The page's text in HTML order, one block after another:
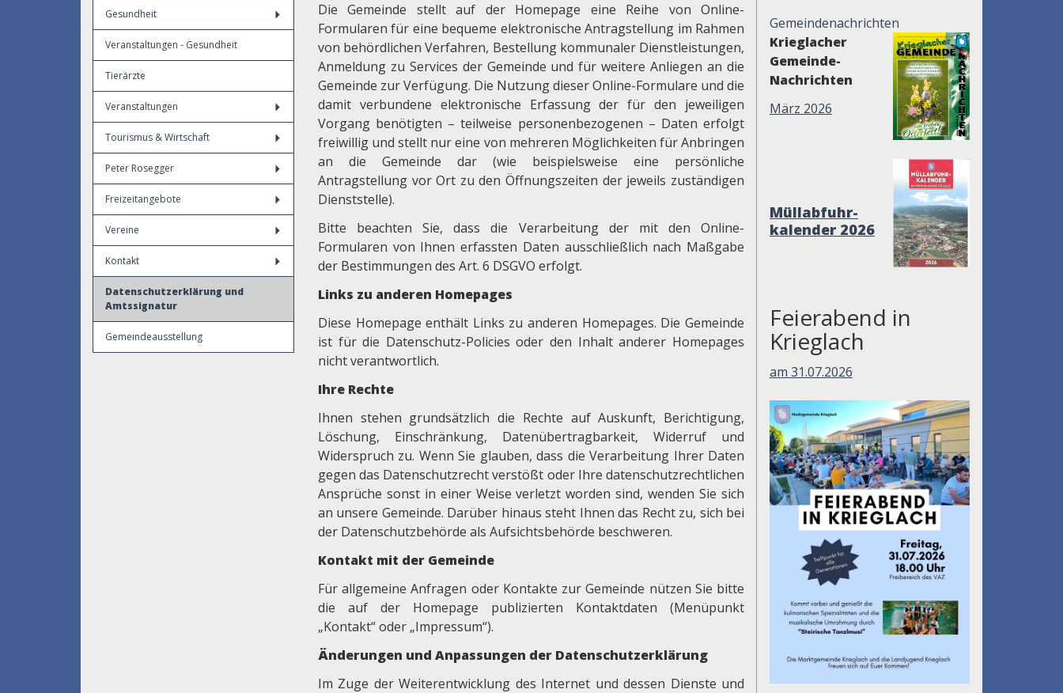
Gesundheit
Veranstaltungen - Gesundheit
Tierärzte
Veranstaltungen
Tourismus & Wirtschaft
Peter Rosegger
Freizeitangebote
Vereine
Kontakt
Datenschutzerklärung und
Amtssignatur
Gemeindeausstellung
Die Gemeinde stellt auf der Homepage eine Reihe von Online-
Formularen für eine bequeme elektronische Antragstellung im Rahmen
von behördlichen Verfahren, Bestellung kommunaler Dienstleistungen,
Anmeldung zu Services der Gemeinde und für weitere Anliegen an die
Gemeinde zur Verfügung. Die Nutzung dieser Online-Formulare und die
damit verbundene elektronische Erfassung der für den jeweiligen
Vorgang benötigten – teilweise personenbezogenen – Daten erfolgt
freiwillig und stellt nur eine von mehreren Möglichkeiten für Anbringen
an die Gemeinde dar (wie beispielsweise eine persönliche
Antragstellung vor Ort zu den Öffnungszeiten der jeweils zuständigen
Dienststelle).
Bitte beachten Sie, dass die Verarbeitung der mit den Online-
Formularen von Ihnen erfassten Daten ausschließlich nach Maßgabe
der Bestimmungen des Art. 6 DSGVO erfolgt.
Links zu anderen Homepages
Diese Homepage enthält Links zu anderen Homepages. Die Gemeinde
ist für die Datenschutz-Policies oder den Inhalt anderer Homepages
nicht verantwortlich.
Ihre Rechte
Ihnen stehen grundsätzlich die Rechte auf Auskunft, Berichtigung,
Löschung, Einschränkung, Datenübertragbarkeit, Widerruf und
Widerspruch zu. Wenn Sie glauben, dass die Verarbeitung Ihrer Daten
gegen das Datenschutzrecht verstößt oder Ihre datenschutzrechtlichen
Ansprüche sonst in einer Weise verletzt worden sind, wenden Sie sich
an unsere Gemeinde. Darüber hinaus steht Ihnen das Recht zu, sich bei
der Datenschutzbehörde als Aufsichtsbehörde beschweren.
Kontakt mit der Gemeinde
Für allgemeine Anfragen oder Kontakte zur Gemeinde nützen Sie bitte
die auf der Homepage publizierten Kontaktdaten (Menüpunkt
„Kontakt“ oder „Impressum“).
Änderungen und Anpassungen der Datenschutzerklärung
Im Zuge der Weiterentwicklung des Internet und dessen Dienste und
Gemeindenachrichten
Krieglacher
Gemeinde-
Nachrichten
März 2026
Müllabfuhr-
kalender 2026
Feierabend in
Krieglach
am 31.07.2026